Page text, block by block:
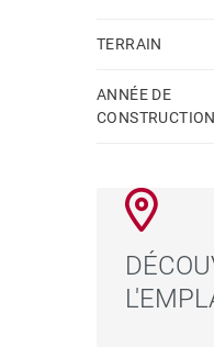
TERRAIN
ANNÉE DE
CONSTRUCTION